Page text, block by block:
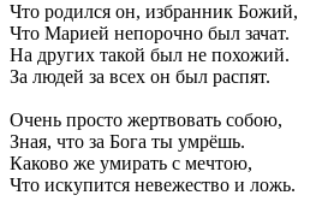
Что родился он, избранник Божий,
Что Марией непорочно был зачат.
На других такой был не похожий.
За людей за всех он был распят.
Очень просто жертвовать собою,
Зная, что за Бога ты умрёшь.
Каково же умирать с мечтою,
Что искупится невежество и ложь.